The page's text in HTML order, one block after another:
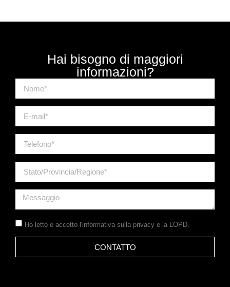
Hai bisogno di maggiori
informazioni?
Ho letto e accetto l'informativa sulla privacy e la LOPD.
CONTATTO